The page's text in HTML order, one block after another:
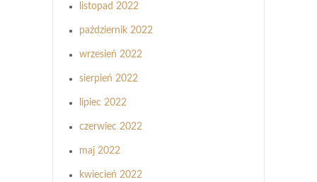
listopad 2022
październik 2022
wrzesień 2022
sierpień 2022
lipiec 2022
czerwiec 2022
maj 2022
kwiecień 2022